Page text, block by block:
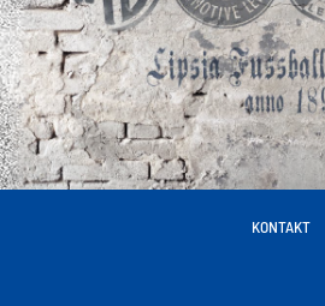
KONTAKT